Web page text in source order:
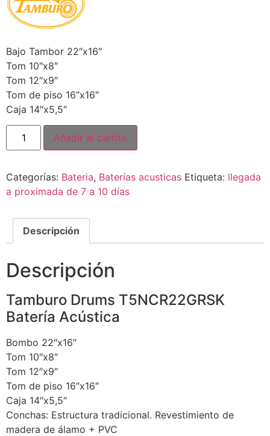
Bajo Tambor 22″x16″
Tom 10″x8″
Tom 12″x9″
Tom de piso 16”x16″
Caja 14″x5,5″
Añadir al carrito
Categorías: Bateria, Baterías acusticas Etiqueta: llegada
a proximada de 7 a 10 días
Descripción
Descripción
Tamburo Drums T5NCR22GRSK
Batería Acústica
Bombo 22″x16″
Tom 10″x8″
Tom 12″x9″
Tom de piso 16″x16″
Caja 14″x5,5″
Conchas: Estructura tradicional. Revestimiento de
madera de álamo + PVC